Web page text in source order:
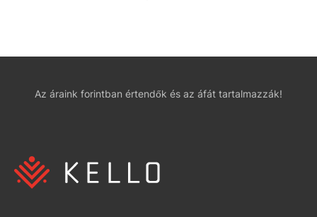
Az áraink forintban értendők és az áfát tartalmazzák!